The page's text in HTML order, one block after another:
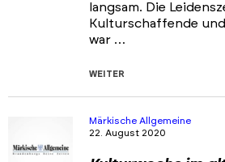
langsam. Die
Kulturschaffende
war …
WEITER
Märkische Allgemeine
22. August 2020